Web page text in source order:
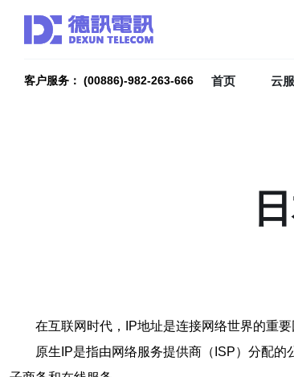
客户服务： (00886)-982-263-666 首页 云
在互联网时代，IP地址是连接网络世界的重
原生IP是指由网络服务提供商（ISP）分配